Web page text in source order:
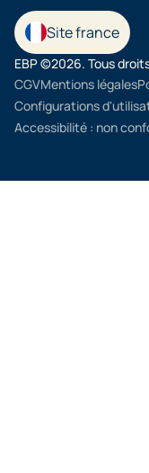
Site france
EBP ©2026. Tous
CGVMentions légales
Configurations
Accessibilité : non